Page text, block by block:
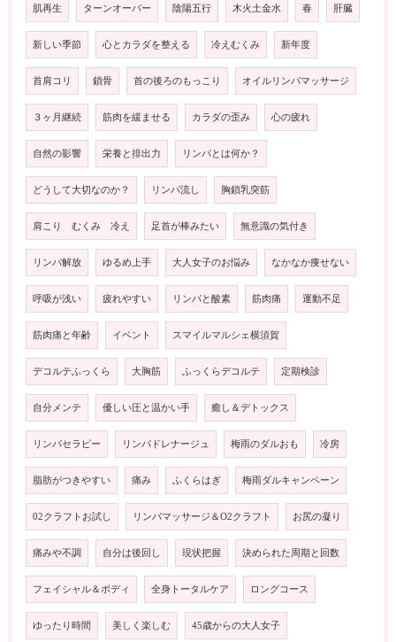
肌再生 ターンオーバー 陰陽五行 木火土金水 春 肝臓
新しい季節 心とカラダを整える 冷えむくみ 新年度
首肩コリ 鎖骨 首の後ろのもっこり オイルリンパマッサージ
３ヶ月継続 筋肉を緩ませる カラダの歪み 心の疲れ
自然の影響 栄養と排出力 リンパとは何か？
どうして大切なのか？ リンパ流し 胸鎖乳突筋
肩こり むくみ 冷え 足首が棒みたい 無意識の気付き
リンパ解放 ゆるめ上手 大人女子のお悩み なかなか痩せない
呼吸が浅い 疲れやすい リンパと酸素 筋肉痛 運動不足
筋肉痛と年齢 イベント スマイルマルシェ横須賀
デコルテふっくら 大胸筋 ふっくらデコルテ 定期検診
自分メンテ 優しい圧と温かい手 癒し＆デトックス
リンパセラピー リンパドレナージュ 梅雨のダルおも 冷房
脂肪がつきやすい 痛み ふくらはぎ 梅雨ダルキャンペーン
02クラフトお試し リンパマッサージ＆O2クラフト お尻の凝り
痛みや不調 自分は後回し 現状把握 決められた周期と回数
フェイシャル＆ボディ 全身トータルケア ロングコース
ゆったり時間 美しく楽しむ 45歳からの大人女子